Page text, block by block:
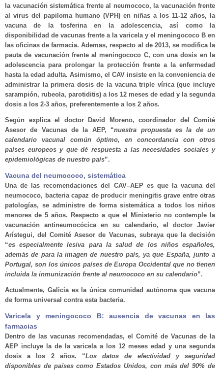
la vacunación sistemática frente al neumococo, la vacunación frente
al virus del papiloma humano (VPH) en niñas a los 11-12 años, la
vacuna de la tosferina en la adolescencia, así como la
disponibilidad de vacunas frente a la varicela y el meningococo B en
las oficinas de farmacia. Ademas, respecto al de 2013, se modifica la
pauta de vacunación frente al meningococo C, con una dosis en la
adolescencia para prolongar la protección frente a la enfermedad
hasta la edad adulta. Asimismo, el CAV insiste en la conveniencia de
administrar la primera dosis de la vacuna triple vírica (que incluye
sarampión, rubeola, parotiditis) a los 12 meses de edad y la segunda
dosis a los 2-3 años, preferentemente a los 2 años.
Según explica el doctor David Moreno, coordinador del Comité
Asesor de Vacunas de la AEP, “nuestra propuesta es la de un
calendario vacunal común óptimo, en concordancia con otros
países europeos y que dé respuesta a las necesidades sociales y
epidemiológicas de nuestro país”.
Vacuna del neumococo, sistemática
Una de las recomendaciones del CAV–AEP es que la vacuna del
neumococo, bacteria capaz de producir meningitis grave entre otras
patologías, se administre de forma sistemática a todos los niños
menores de 5 años. Respecto a que el Ministerio no contemple la
vacunación antineumocócica en su calendario, el doctor Javier
Arístegui, del Comité Asesor de Vacunas, subraya que la decisión
“es especialmente lesiva para la salud de los niños españoles,
además de para la imagen de nuestro país, ya que España, junto a
Portugal, son los únicos países de Europa Occidental que no tienen
incluida la inmunización frente al neumococo en su calendario”.
Actualmente, Galicia es la única comunidad autónoma que vacuna
de forma universal contra esta bacteria.
Varicela y meningococo B: ausencia de vacunas en las
farmacias
Dentro de las vacunas recomendadas, el Comité de Vacunas de la
AEP incluye la de la varicela a los 12 meses edad y una segunda
dosis a los 2 años. “Los datos de efectividad y seguridad
disponibles de países como Estados Unidos, con más del 90% de